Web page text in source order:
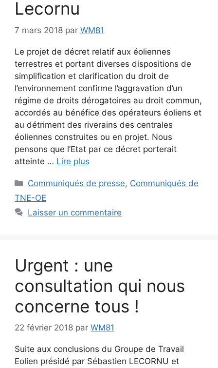
Lecornu
7 mars 2018 par WM81
Le projet de décret relatif aux éoliennes
terrestres et portant diverses dispositions de
simplification et clarification du droit de
l’environnement confirme l’aggravation d’un
régime de droits dérogatoires au droit commun,
accordés au bénéfice des opérateurs éoliens et
au détriment des riverains des centrales
éoliennes construites ou en projet. Nous
pensons que l’Etat par ce décret porterait
atteinte … Lire plus
Catégories
Communiqués de presse, Communiqués de
TNE-OE
Laisser un commentaire
Urgent : une
consultation qui nous
concerne tous !
22 février 2018 par WM81
Suite aux conclusions du Groupe de Travail
Eolien présidé par Sébastien LECORNU et